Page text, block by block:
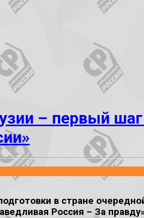
– первый
в стране
Россия – За